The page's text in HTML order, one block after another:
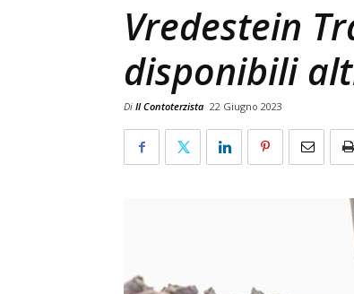
Vredestein
disponibili
Di Il Contoterzista 22 Giugno 2023